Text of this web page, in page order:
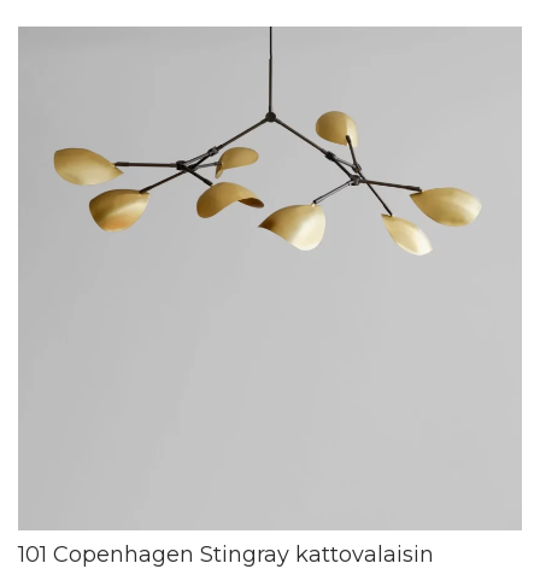
101 Copenhagen Stingray kattovalaisin